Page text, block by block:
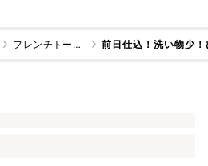
フレンチトースト 前日仕込！洗い物少